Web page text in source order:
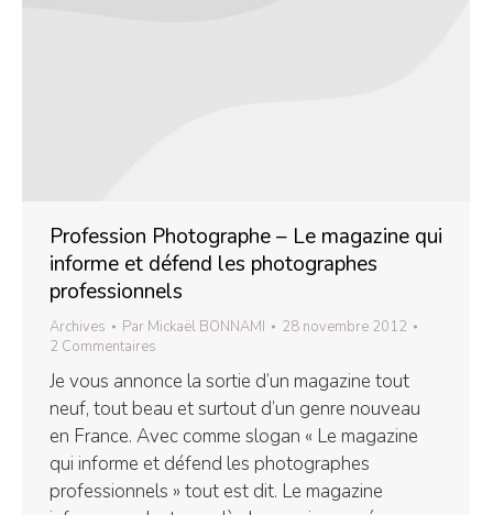
Profession Photographe – Le magazine qui
informe et défend les photographes
professionnels
Archives Par Mickaël BONNAMI
28 novembre 2012
2 Commentaires
Je vous annonce la sortie d’un magazine tout
neuf, tout beau et surtout d’un genre nouveau
en France. Avec comme slogan « Le magazine
qui informe et défend les photographes
professionnels » tout est dit. Le magazine